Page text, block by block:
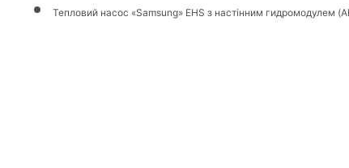
Тепловий насос «Samsung» EHS з настінним гидромодулем